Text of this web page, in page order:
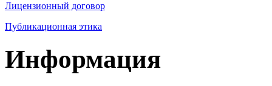
Лицензионный договор
Публикационная этика
Информация